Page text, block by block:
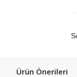
Ürün Önerileri